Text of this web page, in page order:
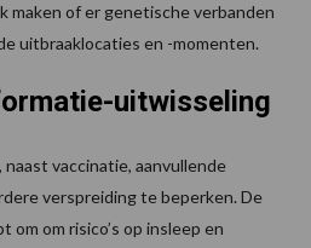
maken of er genetische verbanden
uitbraaklocaties en -momenten.
uitwisseling
vaccinatie, aanvullende
verspreiding te beperken. De
om risico’s op insleep en